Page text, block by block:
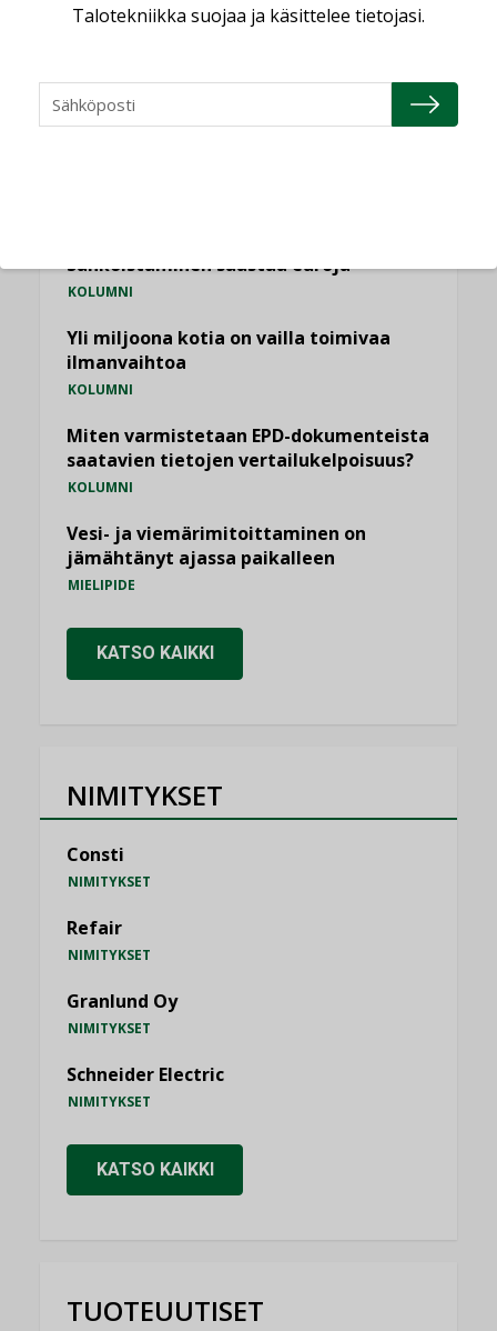
NÄKÖKULMIA
Sähköistäminen säästää euroja
KOLUMNI
Yli miljoona kotia on vailla toimivaa
ilmanvaihtoa
KOLUMNI
Miten varmistetaan EPD-dokumenteista
saatavien tietojen vertailukelpoisuus?
KOLUMNI
Vesi- ja viemärimitoittaminen on
jämähtänyt ajassa paikalleen
MIELIPIDE
KATSO KAIKKI
NIMITYKSET
Consti
NIMITYKSET
Refair
NIMITYKSET
Granlund Oy
NIMITYKSET
Schneider Electric
NIMITYKSET
KATSO KAIKKI
TUOTEUUTISET
Talotekniikka suojaa ja käsittelee tietojasi.